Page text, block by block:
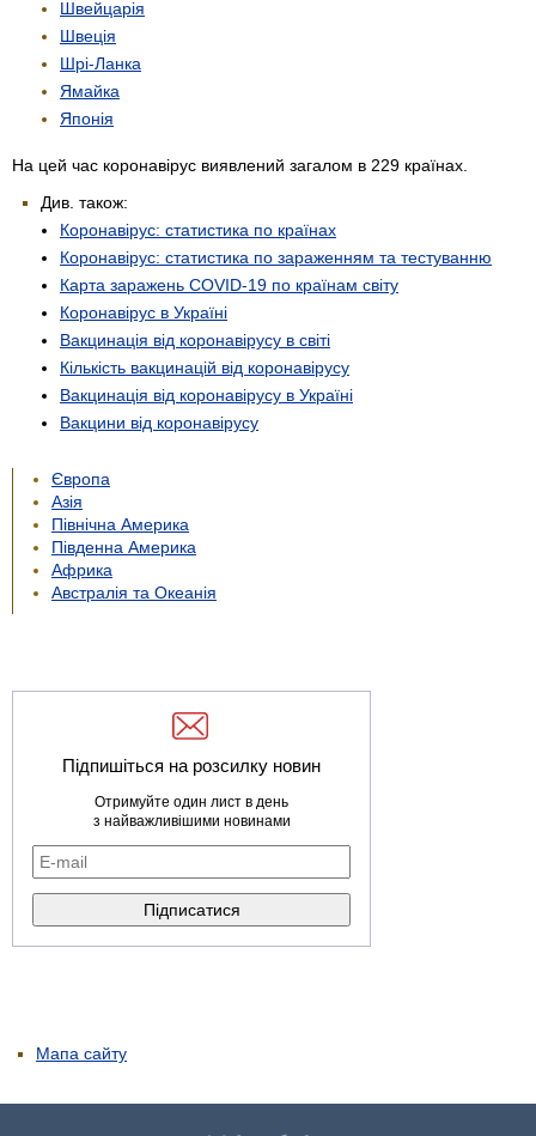
Швейцарія
Швеція
Шрі-Ланка
Ямайка
Японія
На цей час коронавірус виявлений загалом в 229 країнах.
Див. також:
Коронавірус: статистика по країнах
Коронавірус: статистика по зараженням та тестуванню
Карта заражень COVID-19 по країнам світу
Коронавірус в Україні
Вакцинація від коронавірусу в світі
Кількість вакцинацій від коронавірусу
Вакцинація від коронавірусу в Україні
Вакцини від коронавірусу
Європа
Азія
Північна Америка
Південна Америка
Африка
Австралія та Океанія
Підпишіться на розсилку новин
Отримуйте один лист в день
з найважливішими новинами
Мапа сайту